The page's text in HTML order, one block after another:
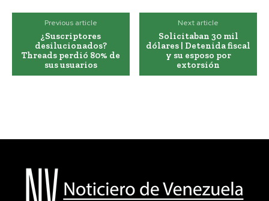
Previous article
¿Suscriptores
desilucionados?
Threads perdió 80% de
sus usuarios
Next article
Solicitaban 30 mil
dólares | Detenida fiscal
y su esposo por
extorsión